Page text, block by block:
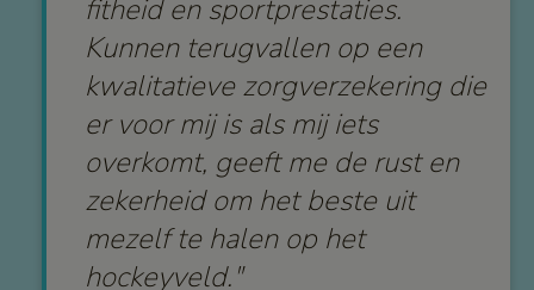
fitheid en sportprestaties.
Kunnen terugvallen op een
kwalitatieve zorgverzekering die
er voor mij is als mij iets
overkomt, geeft me de rust en
zekerheid om het beste uit
mezelf te halen op het
hockeyveld."